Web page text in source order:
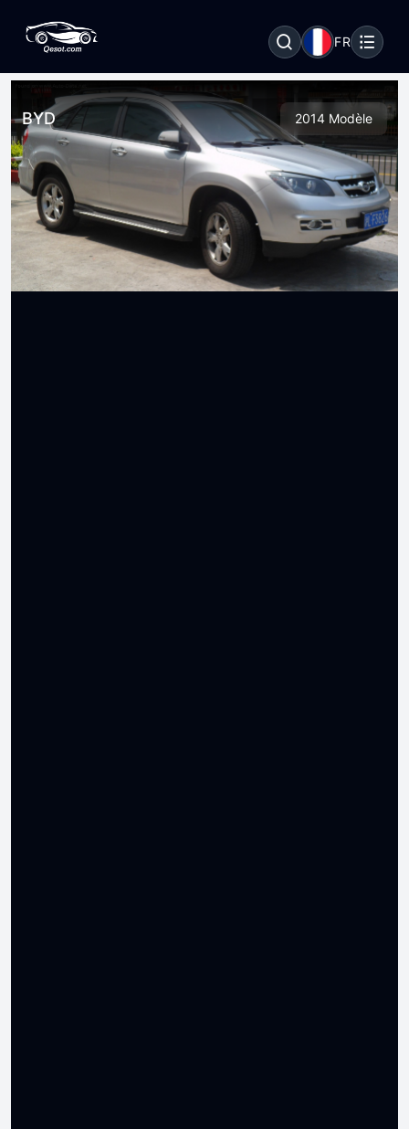
FR
BYD 2014 Modèle